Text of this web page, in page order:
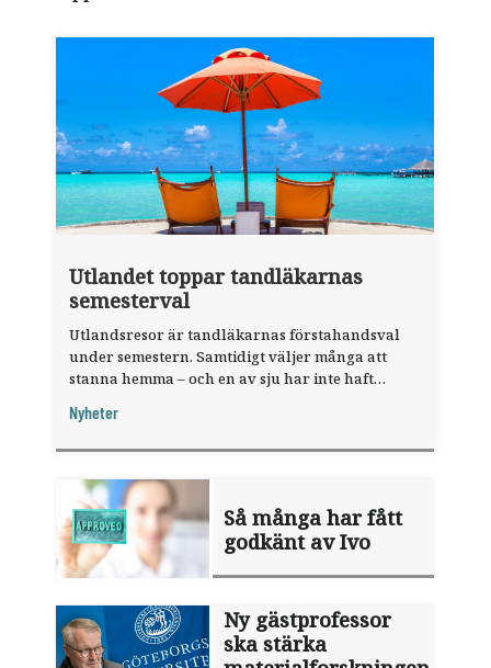
Utlandet toppar tandläkarnas
semesterval
Utlandsresor är tandläkarnas förstahandsval
under semestern. Samtidigt väljer många att
stanna hemma – och en av sju har inte haft
fråga".
Nyheter
Så många har fått
godkänt av Ivo
Ny gästprofessor
ska stärka